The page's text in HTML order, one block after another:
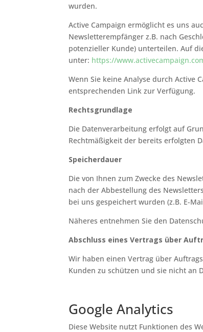
wurden.
Active Campaign ermöglicht es uns
Newsletterempfänger z.B. nach
potenzieller Kunde) unterteilen. Auf
unter: https://
Wenn Sie keine Analyse durch
entsprechenden Link zur Verfügung.
Rechtsgrundlage
Die Datenverarbeitung erfolgt auf
Rechtmäßigkeit der bereits erfolgten
Speicherdauer
Die von Ihnen zum Zwecke des
nach der Abbestellung des
bei uns gespeichert wurden (z.B. E-
Näheres entnehmen Sie den
Abschluss eines Vertrags über
Wir haben einen Vertrag über
Kunden zu schützen und sie nicht an
Google Analytics
Diese Website nutzt Funktionen des